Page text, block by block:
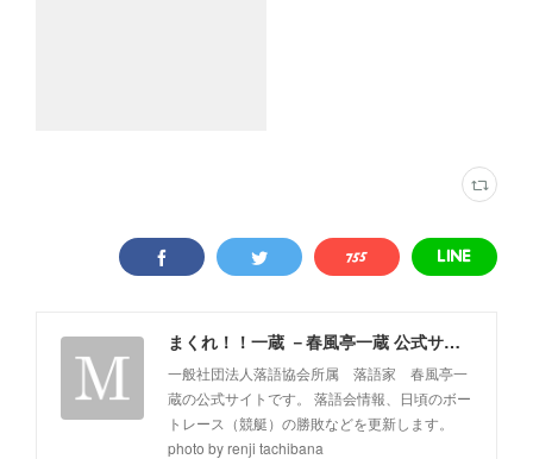
まくれ！！一蔵 －春風亭一蔵 公式サイト－
一般社団法人落語協会所属 落語家 春風亭一
蔵の公式サイトです。 落語会情報、日頃のボー
トレース（競艇）の勝敗などを更新します。
photo by renji tachibana